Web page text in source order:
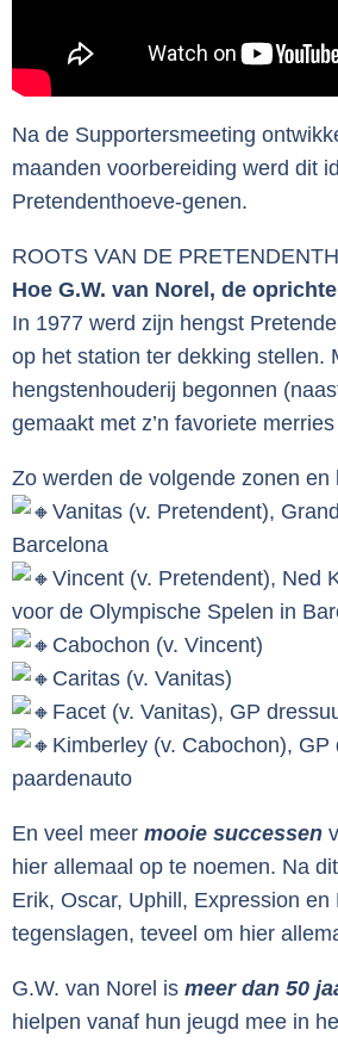
Na de Supportersmeeting
maanden voorbereiding werd dit
Pretendenthoeve-genen.
ROOTS VAN DE
Hoe G.W. van Norel, de
In 1977 werd zijn hengst
op het station ter dekking stellen.
hengstenhouderij begonnen
gemaakt met z’n favoriete
Zo werden de volgende zonen
Vanitas (v. Pretendent),
Barcelona
Vincent (v. Pretendent), Ned
voor de Olympische Spelen in
Cabochon (v. Vincent)
Caritas (v. Vanitas)
Facet (v. Vanitas), GP
Kimberley (v. Cabochon),
paardenauto
En veel meer mooie successen
hier allemaal op te noemen. Na
Erik, Oscar, Uphill, Expression
tegenslagen, teveel om hier
G.W. van Norel is meer dan 50
hielpen vanaf hun jeugd mee in